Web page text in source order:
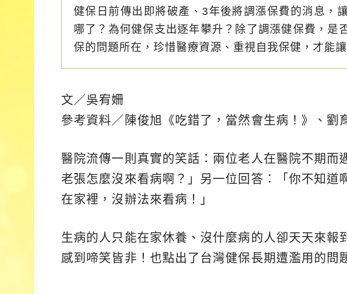
健保日前傳出即將破產、3年後將調漲保費的消息，
哪了？為何健保支出逐年攀升？除了調漲健保費，是
保的問題所在，珍惜醫療資源、重視自我保健，才能
文／吳宥姍
參考資料／陳俊旭《吃錯了，當然會生病！》、劉
醫院流傳一則真實的笑話：兩位老人在醫院不期而
老張怎麼沒來看病啊？」另一位回答：「你不知道
在家裡，沒辦法來看病！」
生病的人只能在家休養、沒什麼病的人卻天天來報
感到啼笑皆非！也點出了台灣健保長期遭濫用的問